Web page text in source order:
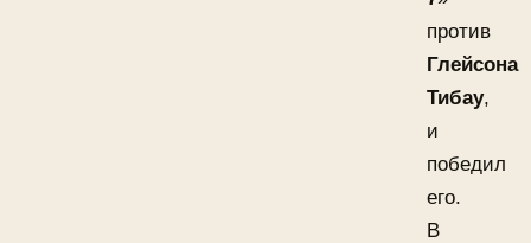
против
Глейсона
Тибау,
и
победил
его.
В